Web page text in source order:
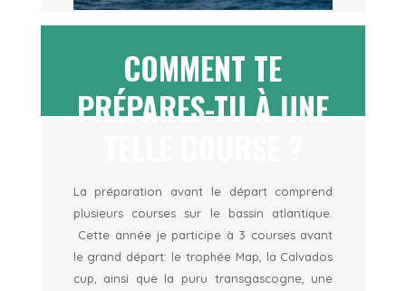
COMMENT TE
PRÉPARES-TU À UNE
La préparation avant le départ comprend
plusieurs courses sur le bassin atlantique.
Cette année je participe à 3 courses avant
le grand départ: le trophée Map, la Calvados
cup, ainsi que la puru transgascogne, une